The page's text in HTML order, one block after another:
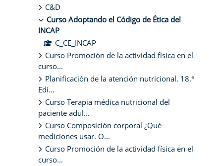
C&D
Curso Adoptando el Código de Ética del
INCAP
C_CE_INCAP
Curso Promoción de la actividad física en el
curso...
Planificación de la atención nutricional. 18.ª
Edi...
Curso Terapia médica nutricional del
paciente adul...
Curso Composición corporal ¿Qué
mediciones usar. O...
Curso Promoción de la actividad física en el
curso...